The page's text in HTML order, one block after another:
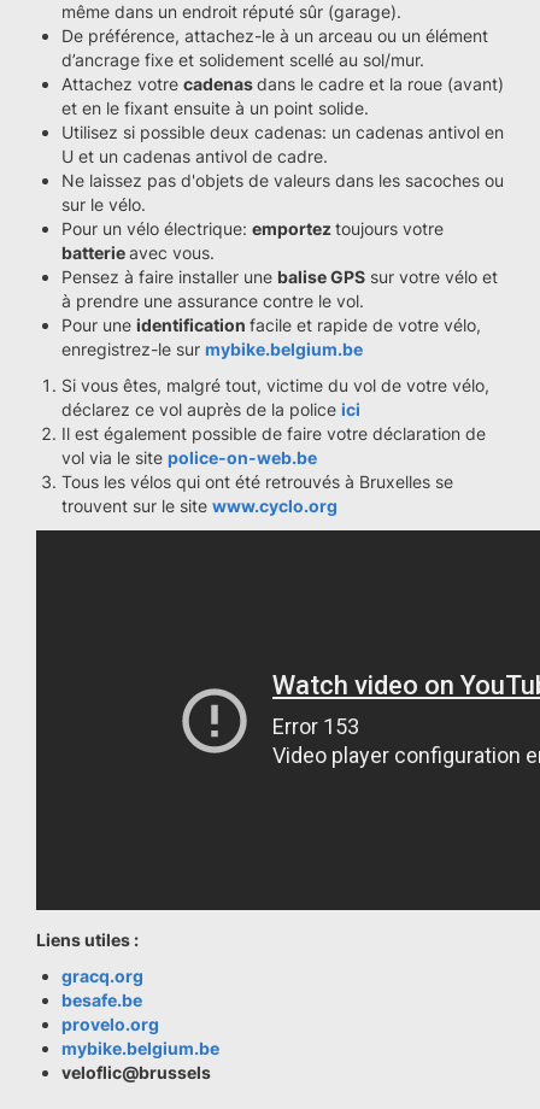
même dans un endroit réputé sûr (garage).
De préférence, attachez-le à un arceau ou un élément
d’ancrage fixe et solidement scellé au sol/mur.
Attachez votre cadenasdans le cadre et la roue (avant)
et en le fixant ensuite à un point solide.
Utilisez si possible deux cadenas: un cadenas antivol en
U et un cadenas antivol de cadre.
Ne laissez pas d'objets de valeurs dans les sacoches ou
sur le vélo.
Pour un vélo électrique: emporteztoujours votre
batterieavec vous.
Pensez à faire installer une balise GPS sur votre vélo et
à prendre une assurance contre le vol.
Pour une identification facile et rapide de votre vélo,
enregistrez-le sur mybike.belgium.be
Si vous êtes, malgré tout, victime du vol de votre vélo,
déclarez ce vol auprès de la police ici
Il est également possible de faire votre déclaration de
vol via le site police-on-web.be
Tous les vélos qui ont été retrouvés à Bruxelles se
trouvent sur le site www.cyclo.org
Liens utiles :
gracq.org
besafe.be
provelo.org
mybike.belgium.be
veloflic@brussels